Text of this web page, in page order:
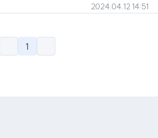
2024.04.12 14:51
1